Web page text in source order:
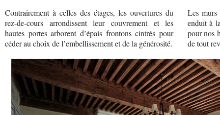
Contrairement à celles des étages, les ouvertures du
rez-de-cours arrondissent leur couvrement et les
hautes portes arborent d’épais frontons cintrés pour
céder au choix de l’embellissement et de la générosité.
Les
enduit à
pour nos
de tout